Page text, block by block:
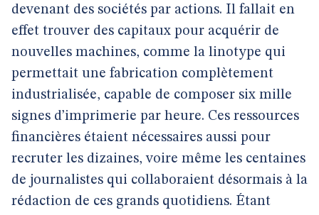
devenant des sociétés par actions. Il fallait en
effet trouver des capitaux pour acquérir de
nouvelles machines, comme la linotype qui
permettait une fabrication complètement
industrialisée, capable de composer six mille
signes d’imprimerie par heure. Ces ressources
financières étaient nécessaires aussi pour
recruter les dizaines, voire même les centaines
de journalistes qui collaboraient désormais à la
rédaction de ces grands quotidiens. Étant